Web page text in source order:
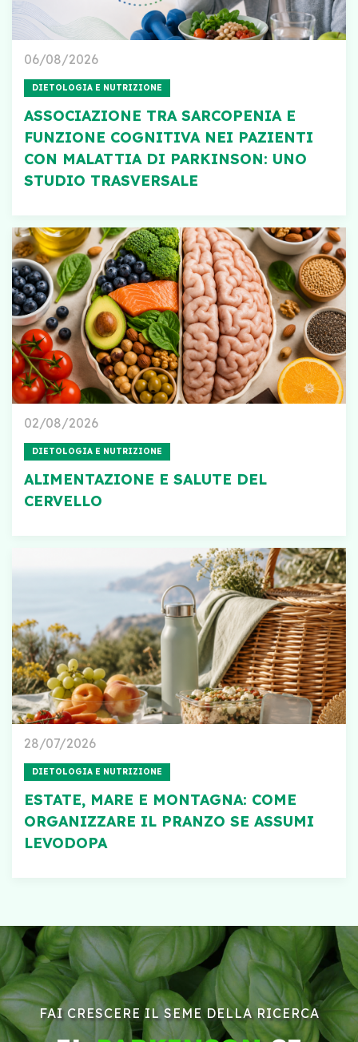
06/08/2026
DIETOLOGIA E NUTRIZIONE
ASSOCIAZIONE TRA SARCOPENIA E
FUNZIONE COGNITIVA NEI PAZIENTI
CON MALATTIA DI PARKINSON: UNO
STUDIO TRASVERSALE
02/08/2026
DIETOLOGIA E NUTRIZIONE
ALIMENTAZIONE E SALUTE DEL
CERVELLO
28/07/2026
DIETOLOGIA E NUTRIZIONE
ESTATE, MARE E MONTAGNA: COME
ORGANIZZARE IL PRANZO SE ASSUMI
LEVODOPA
FAI CRESCERE IL SEME DELLA RICERCA